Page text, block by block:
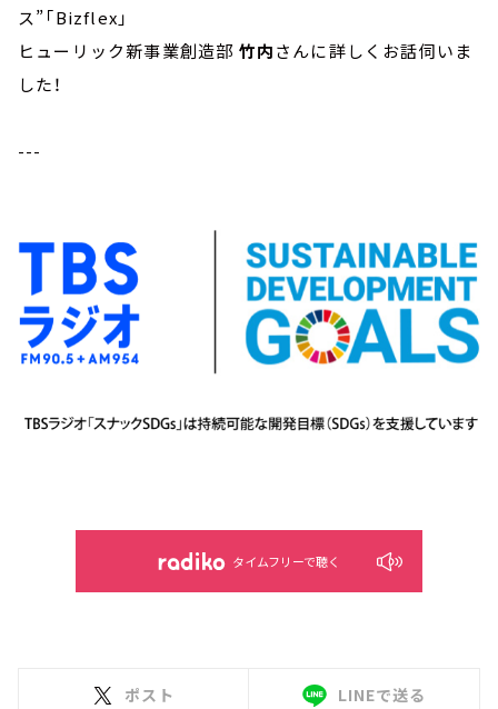
ス”「Bizflex」
ヒューリック新事業創造部 竹内さんに詳しくお話伺いま
した！
---
タイムフリーで聴く
ポスト LINEで送る